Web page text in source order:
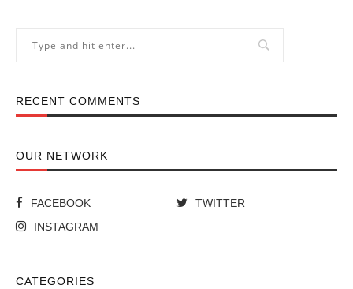
RECENT COMMENTS
OUR NETWORK
FACEBOOK
TWITTER
INSTAGRAM
CATEGORIES